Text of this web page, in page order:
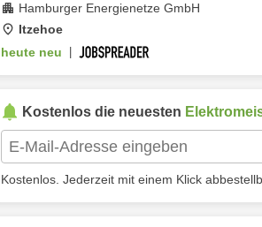
Hamburger Energienetze GmbH
Itzehoe
heute neu
Kostenlos die neuesten
Kostenlos. Jederzeit mit einem Klick